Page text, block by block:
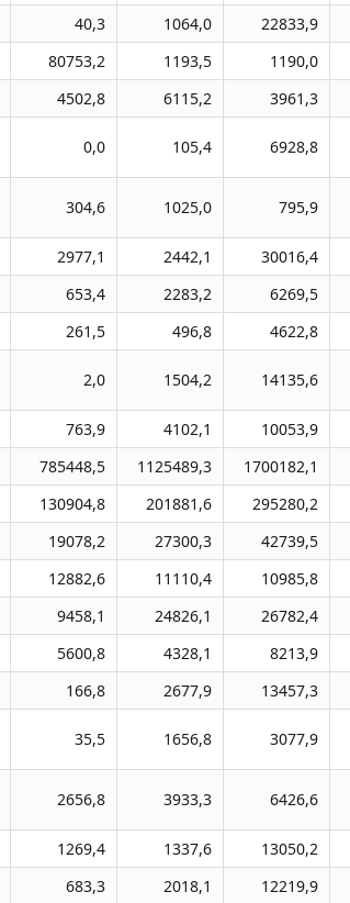
40,3 1064,0 22833,9
80753,2 1193,5 1190,0
4502,8 6115,2 3961,3
0,0 105,4 6928,8
304,6 1025,0 795,9
2977,1 2442,1 30016,4
653,4 2283,2 6269,5
261,5 496,8 4622,8
2,0 1504,2 14135,6
763,9 4102,1 10053,9
785448,5 1125489,3 1700182,1
130904,8 201881,6 295280,2
19078,2 27300,3 42739,5
12882,6 11110,4 10985,8
9458,1 24826,1 26782,4
5600,8 4328,1 8213,9
166,8 2677,9 13457,3
35,5 1656,8 3077,9
2656,8 3933,3 6426,6
1269,4 1337,6 13050,2
683,3 2018,1 12219,9